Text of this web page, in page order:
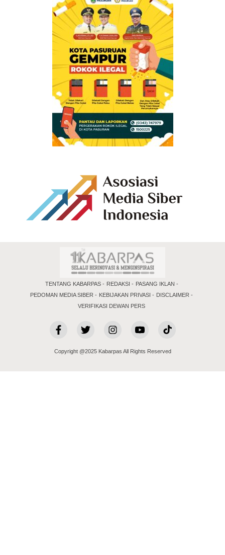
TENTANG KABARPAS REDAKSI
PASANG IKLAN
PEDOMAN MEDIA SIBER
KEBIJAKAN PRIVASI
DISCLAIMER
VERIFIKASI DEWAN PERS
Copyright @2025 Kabarpas All Rights Reserved